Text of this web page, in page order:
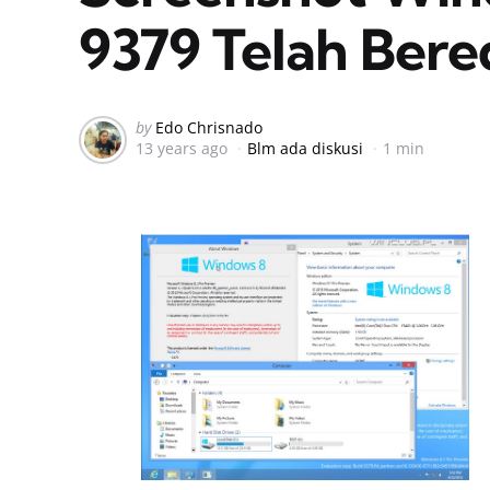
9379 Telah
Posted
by
by Edo Chrisnado
13 years ago
Blm ada diskusi 1 min